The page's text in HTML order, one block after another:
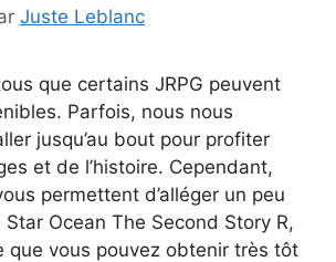
Juste Leblanc
que certains JRPG peuvent
Parfois, nous nous
jusqu’au bout pour profiter
et de l’histoire. Cependant,
permettent d’alléger un peu
Ocean The Second Story R,
que vous pouvez obtenir très tôt